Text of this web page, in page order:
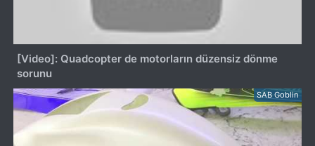
[Video]: Quadcopter de motorların düzensiz dönme
sorunu
SAB Goblin